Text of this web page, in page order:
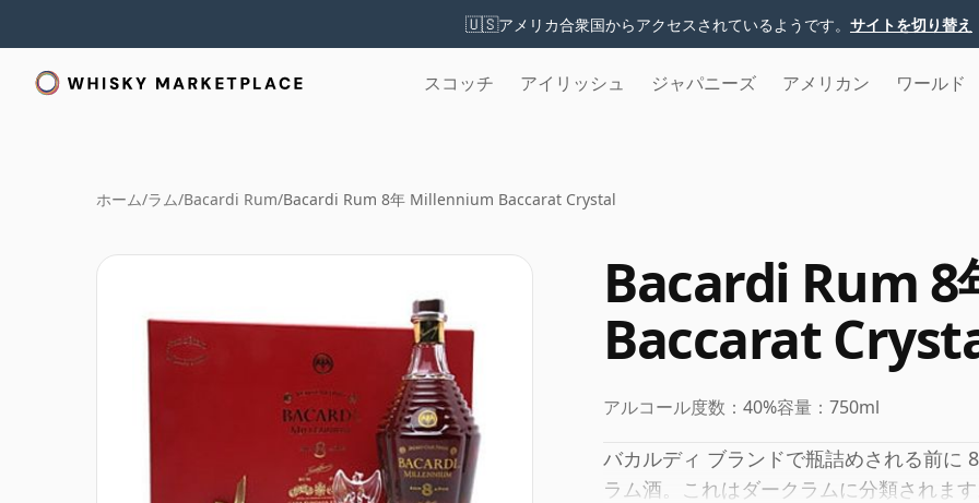
🇺🇸アメリカ合衆国からアクセスされているようです。 サイトを切り替え
スコッチ アイリッシュ ジャパニーズ アメリカン ワールド
ホーム/ラム/Bacardi Rum/Bacardi Rum 8年 Millennium Baccarat Crystal
Bacardi Rum
Baccarat
アルコール度数： 40%容量： 750ml
バカルディ ブランドで瓶詰めされる前に
ラム酒。これはダークラムに分類されま